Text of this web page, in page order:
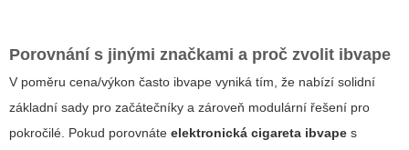
Porovnání s jinými značkami a proč zvolit ibvape
V poměru cena/výkon často ibvape vyniká tím, že nabízí solidní
základní sady pro začátečníky a zároveň modulární řešení pro
pokročilé. Pokud porovnáte elektronická cigareta ibvape s